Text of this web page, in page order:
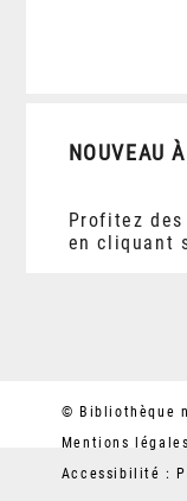
NOUVEAU
Profitez
en cliquant
© Bibliothèque
Mentions légales
Accessibilité :